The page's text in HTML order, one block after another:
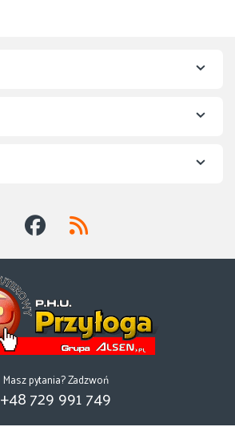
Masz pytania? Zadzwoń
+48 729 991 749